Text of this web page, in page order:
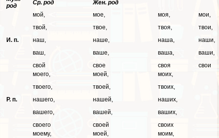
род
Ср. род Жен. род
И. п.
мой,
твой,
наш,
ваш,
свой
мое,
твое,
наше,
ваше,
свое
моя,
твоя,
наша,
ваша,
своя
мои,
твои,
наши,
ваши,
свои
Р. п.
моего,
твоего,
нашего,
вашего,
своего
моей,
твоей,
нашей,
вашей,
своей
моих,
твоих,
наших,
ваших,
своих
моему,
моей,
моим,